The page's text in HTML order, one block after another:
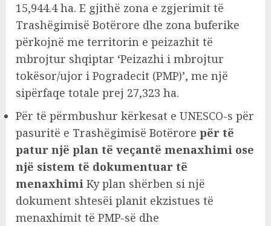
15,944.4 ha. E gjithë zona e zgjerimit të
Trashëgimisë Botërore dhe zona buferike
përkojnë me territorin e peizazhit të
mbrojtur shqiptar ‘Peizazhi i mbrojtur
tokësor/ujor i Pogradecit (PMP)’, me një
sipërfaqe totale prej 27,323 ha.
Për të përmbushur kërkesat e UNESCO-s për
pasuritë e Trashëgimisë Botërore për të
patur një plan të veçantë menaxhimi ose
një sistem të dokumentuar të
menaxhimi Ky plan shërben si një
dokument shtesëi planit ekzistues të
menaxhimit të PMP-së dhe